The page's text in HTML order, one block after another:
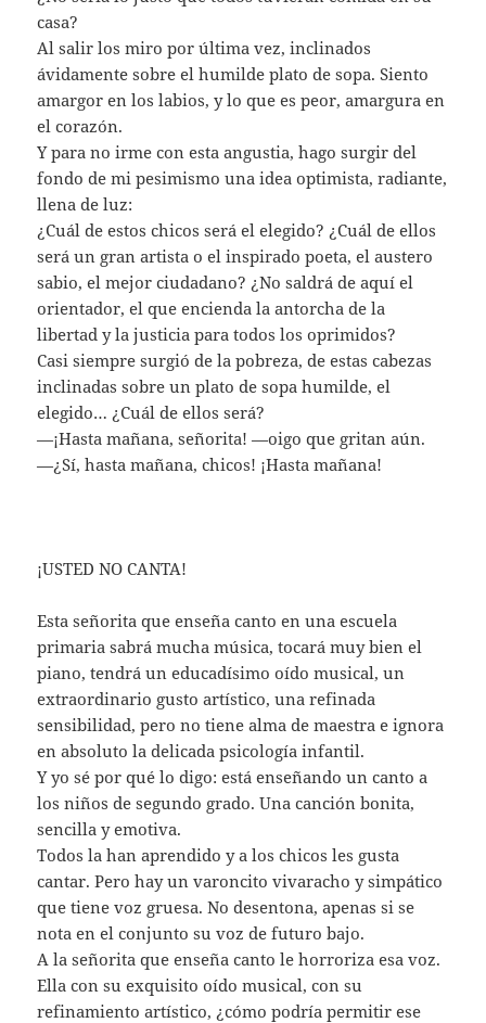
casa?
Al salir los miro por última vez, inclinados
ávidamente sobre el humilde plato de sopa. Siento
amargor en los labios, y lo que es peor, amargura en
el corazón.
Y para no irme con esta angustia, hago surgir del
fondo de mi pesimismo una idea optimista, radiante,
llena de luz:
¿Cuál de estos chicos será el elegido? ¿Cuál de ellos
será un gran artista o el inspirado poeta, el austero
sabio, el mejor ciudadano? ¿No saldrá de aquí el
orientador, el que encienda la antorcha de la
libertad y la justicia para todos los oprimidos?
Casi siempre surgió de la pobreza, de estas cabezas
inclinadas sobre un plato de sopa humilde, el
elegido… ¿Cuál de ellos será?
—¡Hasta mañana, señorita! —oigo que gritan aún.
—¿Sí, hasta mañana, chicos! ¡Hasta mañana!
¡USTED NO CANTA!
Esta señorita que enseña canto en una escuela
primaria sabrá mucha música, tocará muy bien el
piano, tendrá un educadísimo oído musical, un
extraordinario gusto artístico, una refinada
sensibilidad, pero no tiene alma de maestra e ignora
en absoluto la delicada psicología infantil.
Y yo sé por qué lo digo: está enseñando un canto a
los niños de segundo grado. Una canción bonita,
sencilla y emotiva.
Todos la han aprendido y a los chicos les gusta
cantar. Pero hay un varoncito vivaracho y simpático
que tiene voz gruesa. No desentona, apenas si se
nota en el conjunto su voz de futuro bajo.
A la señorita que enseña canto le horroriza esa voz.
Ella con su exquisito oído musical, con su
refinamiento artístico, ¿cómo podría permitir ese